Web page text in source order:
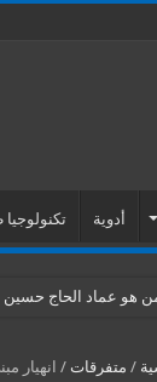
أدوية تكنولوجيا
هو عماد الحاج حسين
/ متفرقات / انهيار